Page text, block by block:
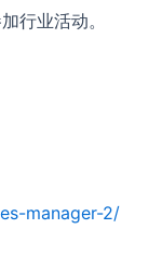
行业活动。
manager-2/